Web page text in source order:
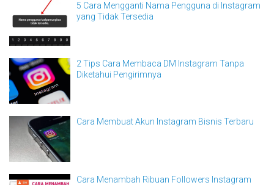
5 Cara Mengganti Nama Pengguna di Instagram
yang Tidak Tersedia
2 Tips Cara Membaca DM Instagram Tanpa
Diketahui Pengirimnya
Cara Membuat Akun Instagram Bisnis Terbaru
Cara Menambah Ribuan Followers Instagram